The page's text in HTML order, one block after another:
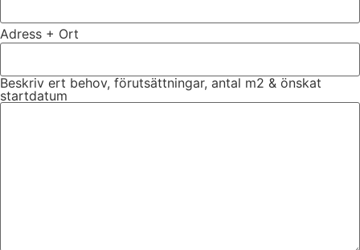
Adress + Ort
Beskriv ert behov, förutsättningar, antal m2 & önskat
startdatum